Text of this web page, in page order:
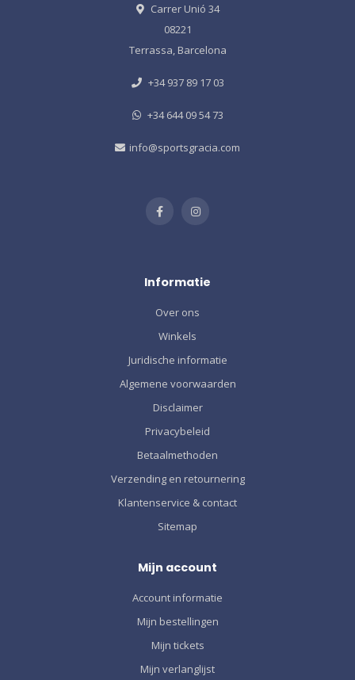
Carrer Unió 34
08221
Terrassa, Barcelona
+34 937 89 17 03
+34 644 09 54 73
info@sportsgracia.com
Informatie
Over ons
Winkels
Juridische informatie
Algemene voorwaarden
Disclaimer
Privacybeleid
Betaalmethoden
Verzending en retournering
Klantenservice & contact
Sitemap
Mijn account
Account informatie
Mijn bestellingen
Mijn tickets
Mijn verlanglijst